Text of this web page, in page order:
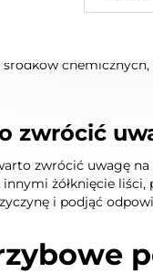
mogą być
zmniejszenia
środków
zwrócić
zwrócić uwagę
żółknięcie
i podjąć